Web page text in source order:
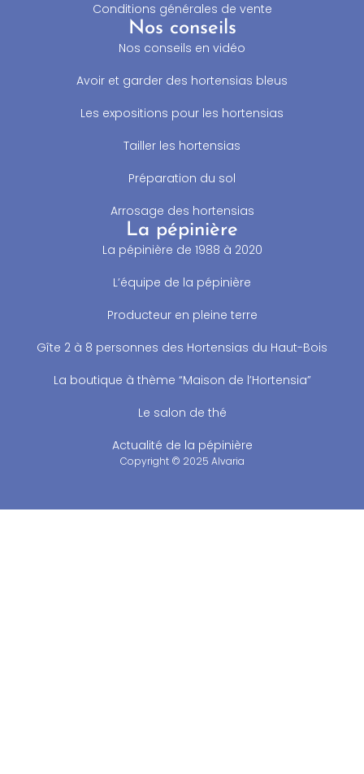
Conditions générales de vente
Nos conseils
Nos conseils en vidéo
Avoir et garder des hortensias bleus
Les expositions pour les hortensias
Tailler les hortensias
Préparation du sol
Arrosage des hortensias
La pépinière
La pépinière de 1988 à 2020
L’équipe de la pépinière
Producteur en pleine terre
Gîte 2 à 8 personnes des Hortensias du Haut-Bois
La boutique à thème “Maison de l’Hortensia”
Le salon de thé
Actualité de la pépinière
Copyright © 2025 Alvaria